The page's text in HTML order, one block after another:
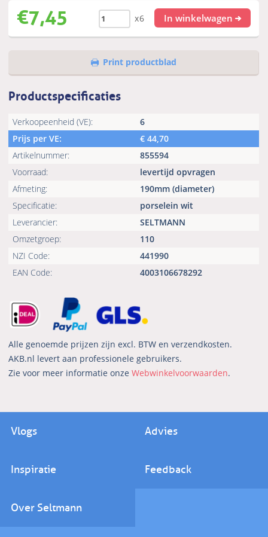
€7,45 x6 In winkelwagen
Print productblad
Productspecificaties
Verkoopeenheid (VE):
6
Prijs per VE:
€44,70
Artikelnummer:
855594
Voorraad:
levertijd opvragen
Afmeting:
190mm (diameter)
Specificatie:
porselein wit
Leverancier:
SELTMANN
Omzetgroep:
110
NZI Code:
441990
EAN Code:
4003106678292
Alle genoemde prijzen zijn excl. BTW en verzendkosten.
AKB.nl levert aan professionele gebruikers.
Zie voor meer informatie onzeWebwinkelvoorwaarden.
Vlogs Advies
Inspiratie Feedback
Over Seltmann